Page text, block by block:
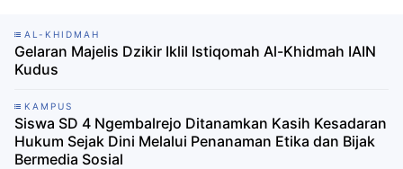
AL-KHIDMAH
Gelaran Majelis Dzikir Iklil Istiqomah Al-Khidmah IAIN
Kudus
KAMPUS
Siswa SD 4 Ngembalrejo Ditanamkan Kasih Kesadaran
Hukum Sejak Dini Melalui Penanaman Etika dan Bijak
Bermedia Sosial